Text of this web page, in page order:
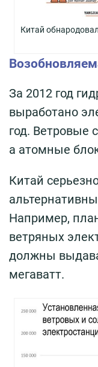
Китай
За 2012 год
выработано
год. Ветровые
а атомные
Китай
Например,
ветряных
должны
мегаватт.